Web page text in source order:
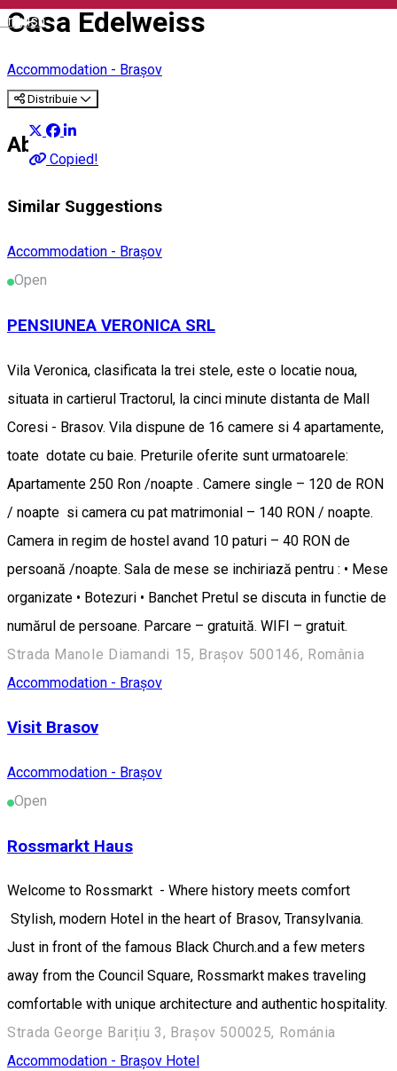
English
Casa Edelweiss
Accommodation - Brașov
Distribuie
Copied!
About
Similar Suggestions
Accommodation - Brașov
Open
PENSIUNEA VERONICA SRL
Vila Veronica, clasificata la trei stele, este o locatie noua,
situata in cartierul Tractorul, la cinci minute distanta de Mall
Coresi - Brasov. Vila dispune de 16 camere si 4 apartamente,
toate dotate cu baie. Preturile oferite sunt urmatoarele:
Apartamente 250 Ron /noapte . Camere single – 120 de RON
/ noapte si camera cu pat matrimonial – 140 RON / noapte.
Camera in regim de hostel avand 10 paturi – 40 RON de
persoană /noapte. Sala de mese se inchiriază pentru : • Mese
organizate • Botezuri • Banchet Pretul se discuta in functie de
numărul de persoane. Parcare – gratuită. WIFI – gratuit.
Strada Manole Diamandi 15, Brașov 500146, România
Accommodation - Brașov
Visit Brasov
Accommodation - Brașov
Open
Rossmarkt Haus
Welcome to Rossmarkt - Where history meets comfort
Stylish, modern Hotel in the heart of Brasov, Transylvania.
Just in front of the famous Black Church.and a few meters
away from the Council Square, Rossmarkt makes traveling
comfortable with unique architecture and authentic hospitality.
Strada George Barițiu 3, Brașov 500025, Románia
Accommodation - Brașov Hotel